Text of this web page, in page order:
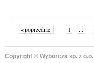
« poprzednie 1 ...
Copyright © Wyborcza sp. z o.o.